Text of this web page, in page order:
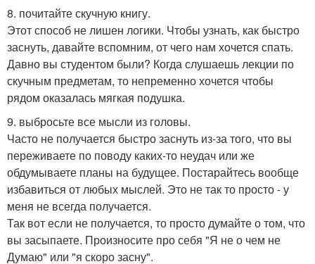
8. почитайте скучную книгу.
Этот способ не лишен логики. Чтобы узнать, как быстро
заснуть, давайте вспомним, от чего нам хочется спать.
Давно вы студентом были? Когда слушаешь лекции по
скучным предметам, то непременно хочется чтобы
рядом оказалась мягкая подушка.
9. выбросьте все мысли из головы.
Часто не получается быстро заснуть из-за того, что вы
переживаете по поводу каких-то неудач или же
обдумываете планы на будущее. Постарайтесь вообще
избавиться от любых мыслей. Это не так то просто - у
меня не всегда получается.
Так вот если не получается, то просто думайте о том, что
вы засыпаете. Произносите про себя "Я не о чем не
Думаю" или "я скоро засну".